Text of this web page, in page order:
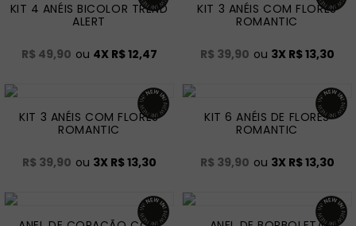
KIT 4 ANÉIS BICOLOR TREND
ALERT
R$ 49,90 ou 4X R$ 12,47
KIT 3 ANÉIS COM FLORES
ROMANTIC
R$ 39,90 ou 3X R$ 13,30
KIT 3 ANÉIS COM FLORES
ROMANTIC
R$ 39,90 ou 3X R$ 13,30
KIT 6 ANÉIS DE FLORES
ROMANTIC
R$ 39,90 ou 3X R$ 13,30